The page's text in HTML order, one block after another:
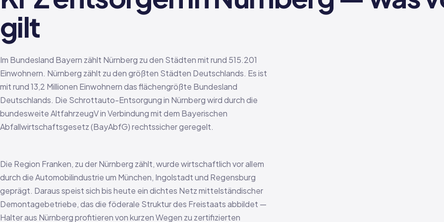
gilt
Im Bundesland Bayern zählt Nürnberg zu den Städten mit rund 515.201
Einwohnern. Nürnberg zählt zu den größten Städten Deutschlands. Es ist
mit rund 13,2 Millionen Einwohnern das flächengrößte Bundesland
Deutschlands. Die Schrottauto-Entsorgung in Nürnberg wird durch die
bundesweite AltfahrzeugV in Verbindung mit dem Bayerischen
Abfallwirtschaftsgesetz (BayAbfG) rechtssicher geregelt.
Die Region Franken, zu der Nürnberg zählt, wurde wirtschaftlich vor allem
durch die Automobilindustrie um München, Ingolstadt und Regensburg
geprägt. Daraus speist sich bis heute ein dichtes Netz mittelständischer
Demontagebetriebe, das die föderale Struktur des Freistaats abbildet —
Halter aus Nürnberg profitieren von kurzen Wegen zu zertifizierten